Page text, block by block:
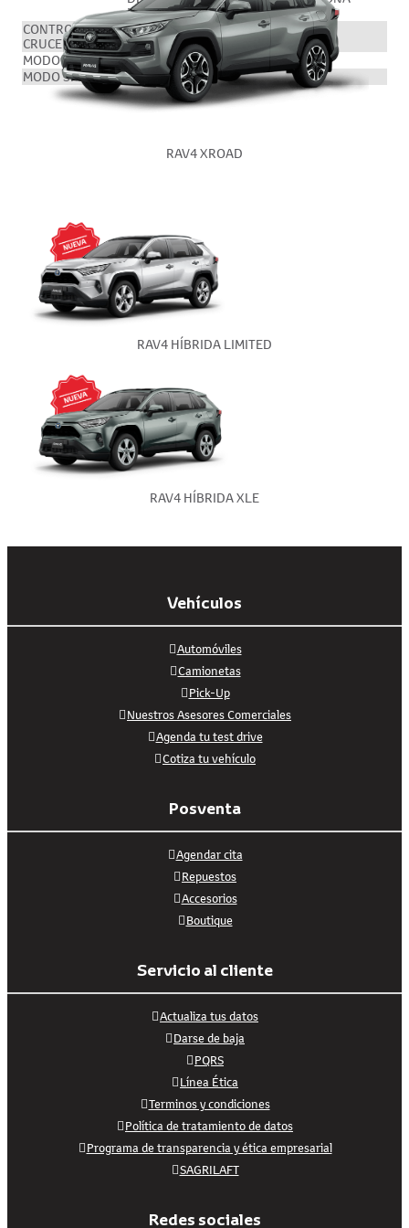
DELANTERA
CONTROL
CRUCERO
SÍ
MODO ECO
SI
MODO SPORT
SI
RAV4 XROAD
RAV4 HÍBRIDA LIMITED
RAV4 HÍBRIDA XLE
Vehículos
Automóviles
Camionetas
Pick-Up
Nuestros Asesores Comerciales
Agenda tu test drive
Cotiza tu vehículo
Posventa
Agendar cita
Repuestos
Accesorios
Boutique
Servicio al cliente
Actualiza tus datos
Darse de baja
PQRS
Línea Ética
Terminos y condiciones
Política de tratamiento de datos
Programa de transparencia y ética empresarial
SAGRILAFT
Redes sociales